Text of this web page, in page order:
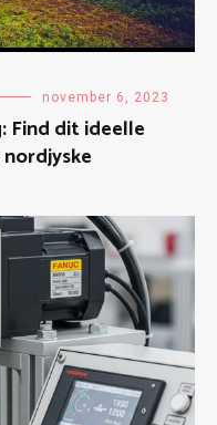
november 6, 2023
Find dit ideelle